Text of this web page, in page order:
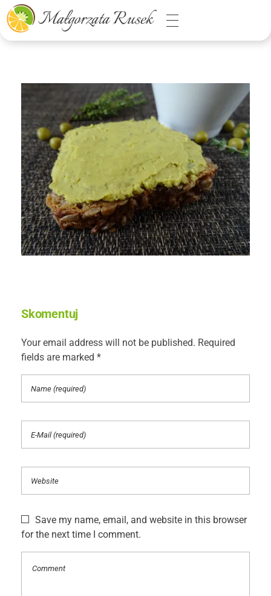
Małgorzata Rusek - dietetyk z pasją
Dietetyka kliniczna & Psychodietetyka
Skomentuj
Your email address will not be published. Required
fields are marked *
Save my name, email, and website in this browser
for the next time I comment.